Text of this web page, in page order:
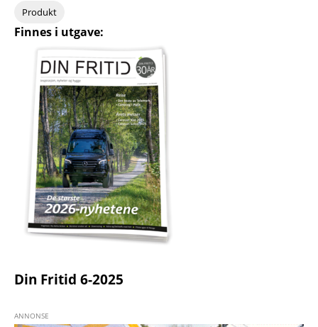
Produkt
Finnes i utgave:
Din Fritid 6-2025